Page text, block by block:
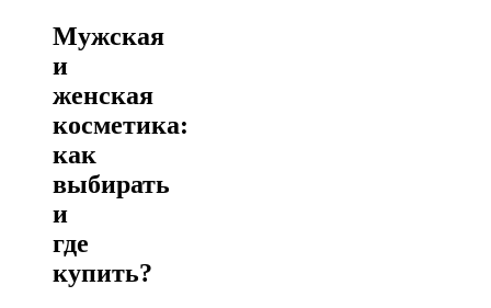
Мужская
и
женская
косметика:
как
выбирать
и
где
купить?